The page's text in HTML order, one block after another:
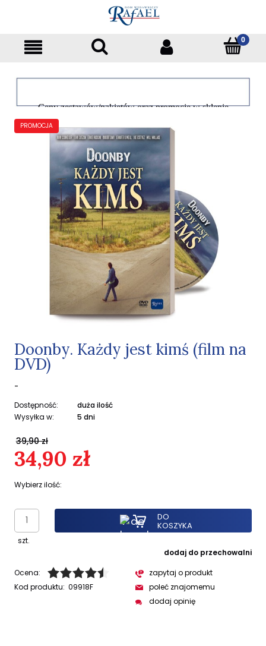
Ceny zestawów/pakietów oraz promocje w sklepie
dotyczą tylko klientów indywidualnych
PROMOCJA
Doonby. Każdy jest kimś (film na
DVD)
-
Dostępność:
duża ilość
Wysyłka w:
5 dni
34,90 zł
Wybierz ilość:
39,90 zł
szt.
DO
KOSZYKA
dodaj do przechowalni
Ocena:
Kod produktu: 09918F
zapytaj o produkt
poleć znajomemu
dodaj opinię